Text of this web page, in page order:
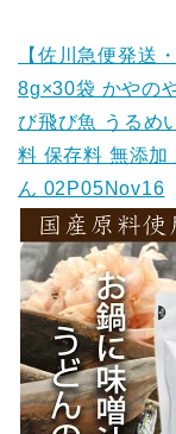
【佐川急便発送
8g×30袋 かやの
び飛び魚 うるめ
料 保存料 無添加
ん 02P05Nov16